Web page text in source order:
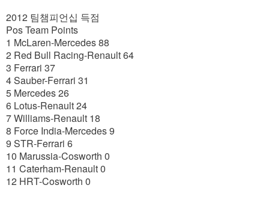
2012 팀챔피언십 득점
Pos Team Points
1 McLaren-Mercedes 88
2 Red Bull Racing-Renault 64
3 Ferrari 37
4 Sauber-Ferrari 31
5 Mercedes 26
6 Lotus-Renault 24
7 Williams-Renault 18
8 Force India-Mercedes 9
9 STR-Ferrari 6
10 Marussia-Cosworth 0
11 Caterham-Renault 0
12 HRT-Cosworth 0